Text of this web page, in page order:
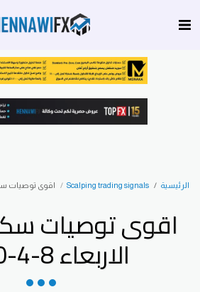
الرئيسية Scalping trading signals اقوى توصيات
اقوى توصيات
الاربعاء 8-4-2020